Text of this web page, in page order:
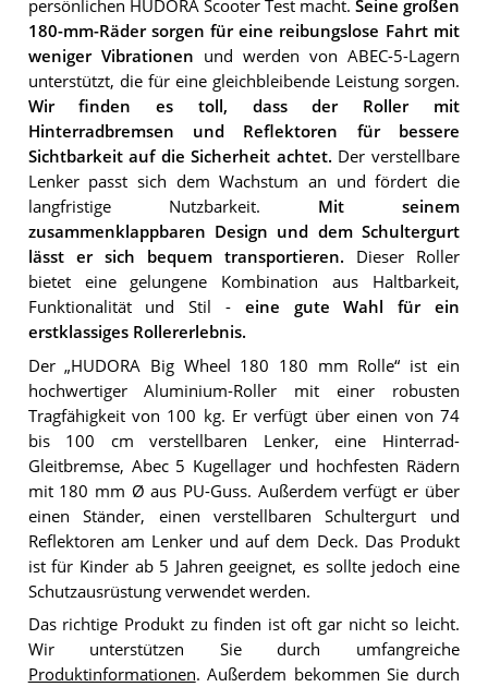
persönlichen HUDORA Scooter Test macht. Seine großen
180-mm-Räder sorgen für eine reibungslose Fahrt mit
weniger Vibrationen und werden von ABEC-5-Lagern
unterstützt, die für eine gleichbleibende Leistung sorgen.
Wir finden es toll, dass der Roller mit
Hinterradbremsen und Reflektoren für bessere
Sichtbarkeit auf die Sicherheit achtet. Der verstellbare
Lenker passt sich dem Wachstum an und fördert die
langfristige Nutzbarkeit. Mit seinem
zusammenklappbaren Design und dem Schultergurt
lässt er sich bequem transportieren. Dieser Roller
bietet eine gelungene Kombination aus Haltbarkeit,
Funktionalität und Stil - eine gute Wahl für ein
erstklassiges Rollererlebnis.
Der „HUDORA Big Wheel 180 180 mm Rolle“ ist ein
hochwertiger Aluminium-Roller mit einer robusten
Tragfähigkeit von 100 kg. Er verfügt über einen von 74
bis 100 cm verstellbaren Lenker, eine Hinterrad-
Gleitbremse, Abec 5 Kugellager und hochfesten Rädern
mit 180 mm Ø aus PU-Guss. Außerdem verfügt er über
einen Ständer, einen verstellbaren Schultergurt und
Reflektoren am Lenker und auf dem Deck. Das Produkt
ist für Kinder ab 5 Jahren geeignet, es sollte jedoch eine
Schutzausrüstung verwendet werden.
Das richtige Produkt zu finden ist oft gar nicht so leicht.
Wir unterstützen Sie durch umfangreiche
Produktinformationen. Außerdem bekommen Sie durch